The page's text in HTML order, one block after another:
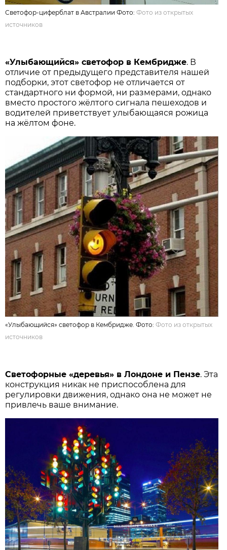
Светофор-циферблат в Австралии Фото:Фото из открытых
источников
«Улыбающийся» светофор в Кембридже. В
отличие от предыдущего представителя нашей
подборки, этот светофор не отличается от
стандартного ни формой, ни размерами, однако
вместо простого жёлтого сигнала пешеходов и
водителей приветствует улыбающаяся рожица
на жёлтом фоне.
«Улыбающийся» светофор в Кембридже. Фото:Фото из открытых
источников
Светофорные «деревья» в Лондоне и Пензе. Эта
конструкция никак не приспособлена для
регулировки движения, однако она не может не
привлечь ваше внимание.